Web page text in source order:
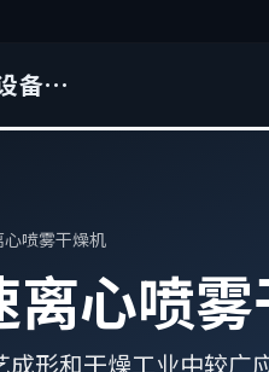
常州一步干燥设备有限公司
心喷雾干燥机
离心喷
成形和干燥工业中较